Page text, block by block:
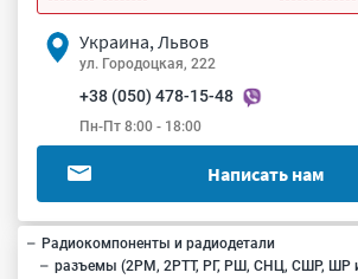
Украина, Львов
ул. Городоцкая, 222
+38 (050) 478-15-48
Пн-Пт 8:00 - 18:00
Написать нам
Радиокомпоненты и радиодетали
разъемы (2РМ, 2РТТ, РГ, РШ, СНЦ, СШР, ШР